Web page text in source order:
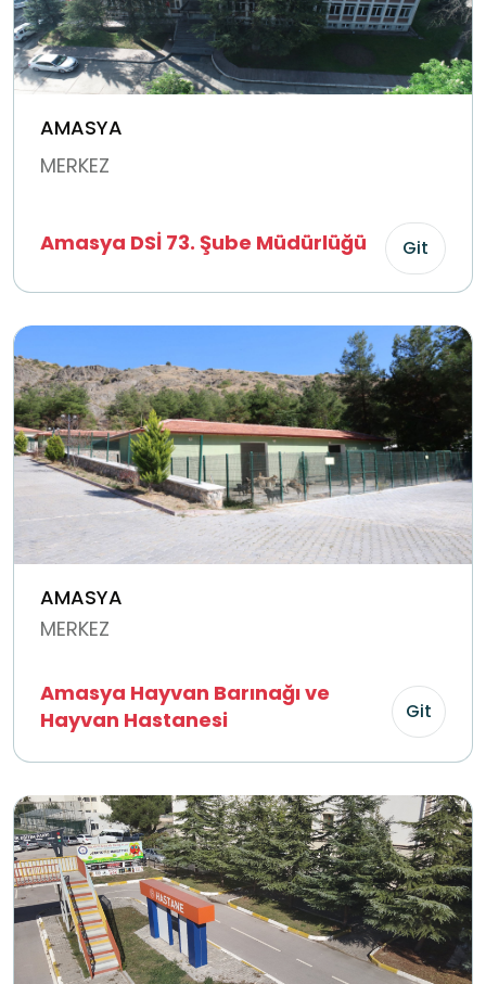
AMASYA
MERKEZ
Amasya DSİ 73. Şube Müdürlüğü Git
AMASYA
MERKEZ
Amasya Hayvan Barınağı ve
Hayvan Hastanesi
Git